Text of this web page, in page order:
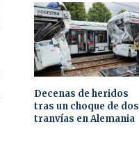
Decenas de heridos
tras un choque de dos
tranvías en Alemania